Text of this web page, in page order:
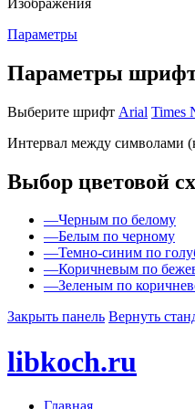
Параметры
Параметры
Выберите шрифт Arial Times
Интервал между символами
Выбор цветовой
—Черным по белому
—Белым по черному
—Темно-синим по
—Коричневым по
—Зеленым по
Закрыть панель Вернуть
libkoch.ru